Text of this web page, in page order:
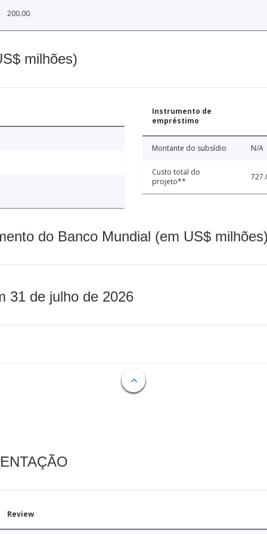
200.00
milhões)
Instrumento de
empréstimo
Montante do subsídio N/A
Custo total do
projeto**
do Banco Mundial (em US$
31 de julho de 2026
Review